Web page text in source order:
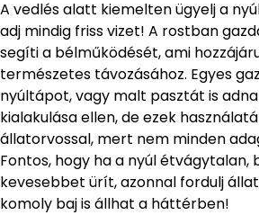
A vedlés alatt kiemelten ügyelj a
adj mindig friss vizet! A rostban
segíti a bélműködését, ami
természetes távozásához. Egyes
nyúltápot, vagy malt pasztát is
kialakulása ellen, de ezek
állatorvossal, mert nem minden
Fontos, hogy ha a nyúl étvágytalan,
kevesebbet ürít, azonnal fordulj
komoly baj is állhat a háttérben!